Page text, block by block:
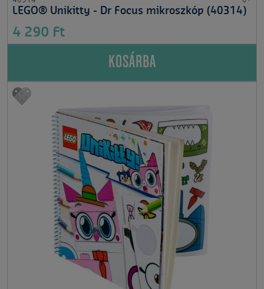
LEGO® Unikitty - Dr Focus mikroszkóp (40314)
4 290 Ft
KOSÁRBA